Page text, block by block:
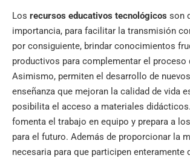
Los recursos educativos tecnológicos son
importancia, para facilitar la transmisión
por consiguiente, brindar conocimientos
productivos para complementar el proceso
Asimismo, permiten el desarrollo de
enseñanza que mejoran la calidad de vida
posibilita el acceso a materiales
fomenta el trabajo en equipo y prepara a
para el futuro. Además de proporcionar la
necesaria para que participen enteramente